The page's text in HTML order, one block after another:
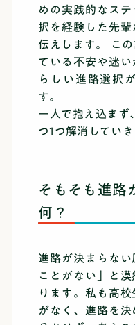
めの実践的なス
択を経験した先
伝えします。 こ
ている不安や迷
らしい進路選択
す。
一人で抱え込まず
つ1つ解消していき
そもそも進路
何？
進路が決まらな
ことがない」と
ります。私も高
がなく、進路を